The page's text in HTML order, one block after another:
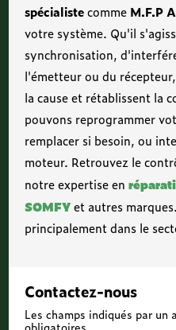
spécialistecomme M.F.P
votre système. Qu'il
synchronisation,
l'émetteur ou du
la cause et rétablissent la
pouvons reprogrammer
remplacer si besoin, ou
moteur. Retrouvez le
notre expertise en
SOMFYet autres
principalement dans le
Contactez-nous
Les champs indiqués par un
obligatoires